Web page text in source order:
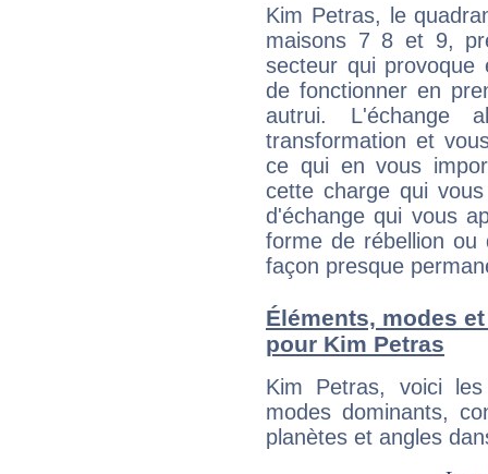
Kim Petras, le
maisons 7 8 et 9,
secteur qui provoque
de fonctionner en
autrui. L'échange
transformation et
ce qui en vous
cette charge qui
d'échange qui vous
forme de rébellion ou
façon presque
Éléments, modes
pour Kim Petras
Kim Petras, voici
modes dominants,
planètes et angles